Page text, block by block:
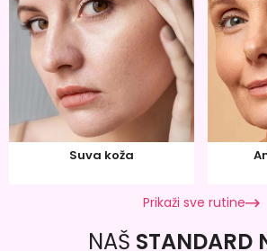
Suva koža
Prikaži sve rutine
NAŠ STANDARD